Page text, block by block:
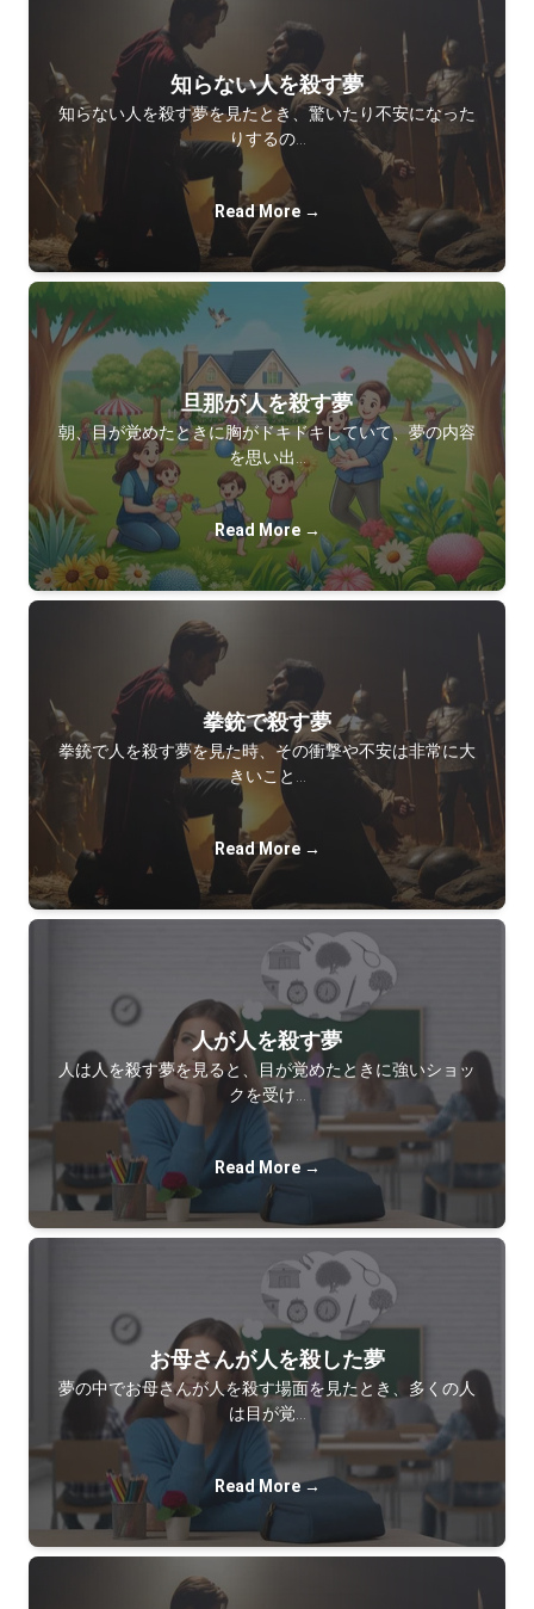
知らない人を殺す夢
知らない人を殺す夢を見たとき、驚いたり不安になった
りするの…
Read More →
旦那が人を殺す夢
朝、目が覚めたときに胸がドキドキしていて、夢の内容
を思い出…
Read More →
拳銃で殺す夢
拳銃で人を殺す夢を見た時、その衝撃や不安は非常に大
きいこと…
Read More →
人が人を殺す夢
人は人を殺す夢を見ると、目が覚めたときに強いショッ
クを受け…
Read More →
お母さんが人を殺した夢
夢の中でお母さんが人を殺す場面を見たとき、多くの人
は目が覚…
Read More →